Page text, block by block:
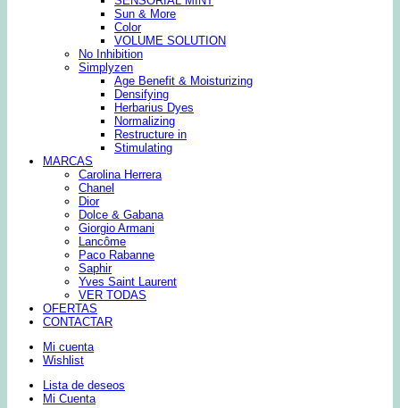
Sun & More
Color
VOLUME SOLUTION
No Inhibition
Simplyzen
Age Benefit & Moisturizing
Densifying
Herbarius Dyes
Normalizing
Restructure in
Stimulating
MARCAS
Carolina Herrera
Chanel
Dior
Dolce & Gabana
Giorgio Armani
Lancôme
Paco Rabanne
Saphir
Yves Saint Laurent
VER TODAS
OFERTAS
CONTACTAR
Mi cuenta
Wishlist
Lista de deseos
Mi Cuenta